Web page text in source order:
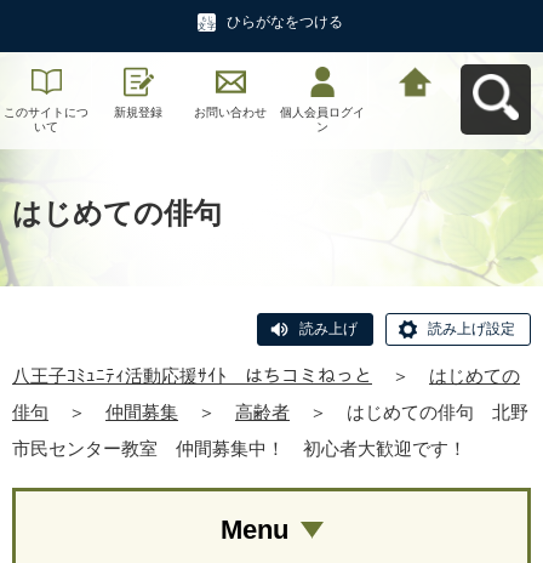
ひらがなをつける
このサイトにつ
いて
新規登録 お問い合わせ
個人会員ログイ
ン
はじめての俳句
読み上げ 読み上げ設定
八王子ｺﾐｭﾆﾃｨ活動応援ｻｲﾄ はちコミねっと ＞
はじめての
俳句
＞ 仲間募集 ＞ 高齢者 ＞
はじめての俳句 北野
市民センター教室 仲間募集中！ 初心者大歓迎です！
Menu